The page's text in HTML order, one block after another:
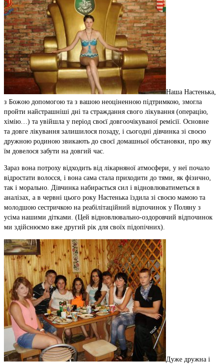
Наша Настенька,
з Божою допомогою та з вашою неоціненною підтримкою, змогла
пройти найстрашніші дні та страждання свого лікування (операцію,
хімію…) та увійшла у період своєї довгоочікуваної ремісії. Основне
та довге лікування залишилося позаду, і сьогодні дівчинка зі своєю
дружною родиною звикають до своєї домашньої обстановки, про яку
їм довелося забути на довгий час.
Зараз вона потроху відходить від лікарняної атмосфери, у неї почало
відростати волосся, і вона сама стала приходити до тями, як фізично,
так і морально. Дівчинка набирається сил і відновлюватиметься в
аналізах, а в червні цього року Настенька їздила зі своєю мамою та
молодшою ​​сестричкою на реабілітаційний відпочинок у Поляну з
усіма нашими дітками. (Цей відновлювально-оздоровчий відпочинок
ми здійснюємо вже другий рік для своїх підопічних).
Дуже дружна і